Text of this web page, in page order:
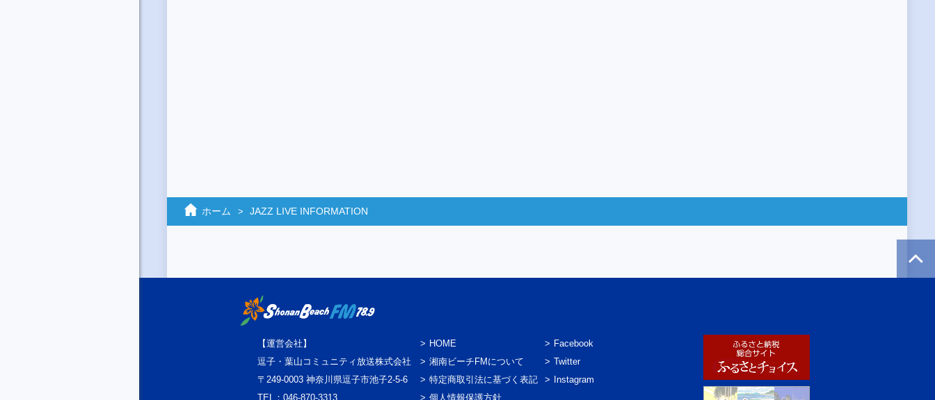
ホーム JAZZ LIVE INFORMATION
【運営会社】
逗子・葉山コミュニティ放送株式会社
〒249-0003 神奈川県逗子市池子2-5-6
TEL：046-870-3313
HOME
湘南ビーチFMについて
特定商取引法に基づく表記
個人情報保護方針
Facebook
Twitter
Instagram